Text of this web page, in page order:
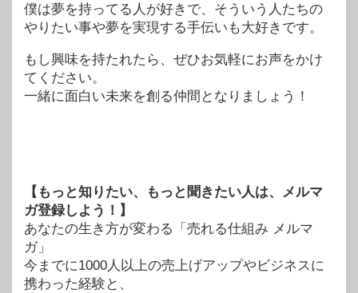
僕は夢を持ってる人が好きで、そういう人たちの
やりたい事や夢を実現する手伝いも大好きです。
もし興味を持たれたら、ぜひお気軽にお声をかけ
てください。
一緒に面白い未来を創る仲間となりましょう！
【もっと知りたい、もっと聞きたい人は、メルマ
ガ登録しよう！】
あなたの生き方が変わる「売れる仕組み メルマ
ガ」
今までに1000人以上の売上げアップやビジネスに
携わった経験と、